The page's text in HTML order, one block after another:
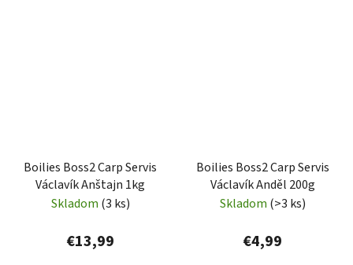
Boilies Boss2 Carp Servis
Václavík Anštajn 1kg
Skladom (3 ks)
€13,99
Boilies Boss2 Carp Servis
Václavík Anděl 200g
Skladom (>3 ks)
€4,99